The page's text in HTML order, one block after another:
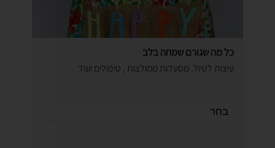
כל מה שגורם שמחה בלב
עיצות לטיול, מסעדות ממולצות , טיפולים ועוד